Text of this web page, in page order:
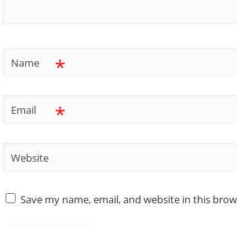
Name *
Email *
Website
Save my name, email, and website in this